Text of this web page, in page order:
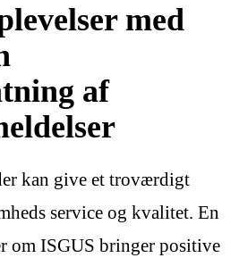
med
af
kan give et troværdigt
service og kvalitet. En
om ISGUS bringer positive